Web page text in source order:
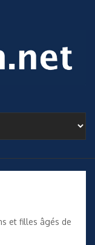
et filles âgés de